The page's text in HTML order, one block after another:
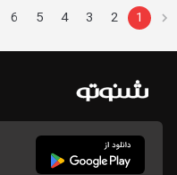
1
2
3
4
5
6